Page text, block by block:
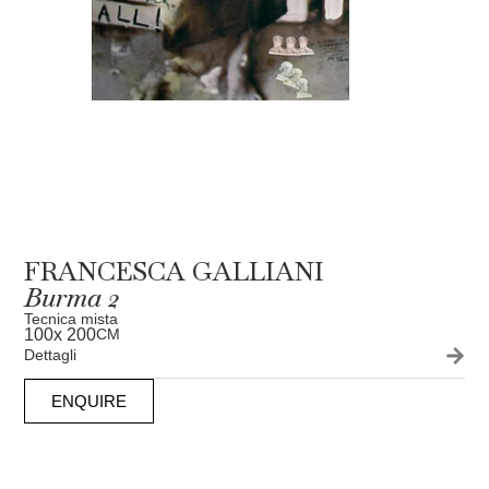
FRANCESCA GALLIANI
Burma 2
Tecnica mista
100x 200CM
Dettagli
ENQUIRE